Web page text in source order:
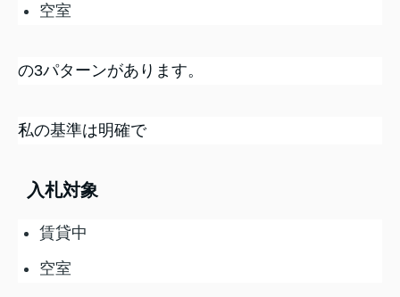
空室
の3パターンがあります。
私の基準は明確で
入札対象
賃貸中
空室